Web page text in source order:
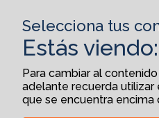
Selecciona tus
Estás viendo:
Para cambiar al
adelante recuerda
que se encuentra encima